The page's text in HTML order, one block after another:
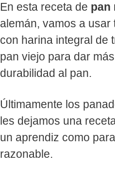
En esta receta de pan
alemán, vamos a
con harina integral de
pan viejo para dar
durabilidad al pan.
Últimamente los
les dejamos una
un aprendiz como
razonable.